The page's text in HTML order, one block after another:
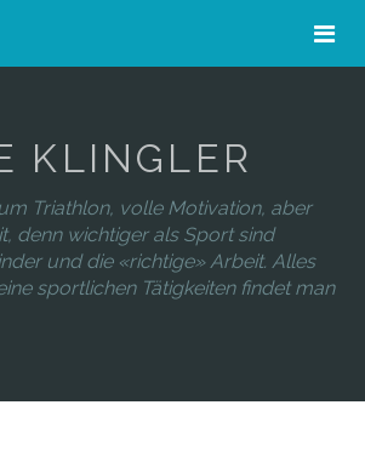
KLINGLER
Triathlon, volle Motivation, aber
denn wichtiger als Sport sind
und die «richtige» Arbeit. Alles
sportlichen Tätigkeiten findet man